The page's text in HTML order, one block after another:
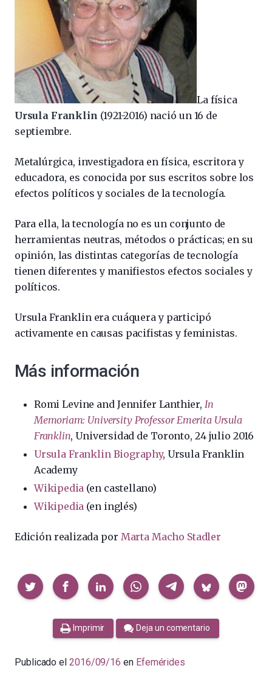
La física
Ursula Franklin (1921-2016) nació un 16 de
septiembre.
Metalúrgica, investigadora en física, escritora y
educadora, es conocida por sus escritos sobre los
efectos políticos y sociales de la tecnología.
Para ella, la tecnología no es un conjunto de
herramientas neutras, métodos o prácticas; en su
opinión, las distintas categorías de tecnología
tienen diferentes y manifiestos efectos sociales y
políticos.
Ursula Franklin era cuáquera y participó
activamente en causas pacifistas y feministas.
Más información
Romi Levine and Jennifer Lanthier, In
Memoriam: University Professor Emerita Ursula
Franklin, Universidad de Toronto, 24 julio 2016
Ursula Franklin Biography, Ursula Franklin
Academy
Wikipedia (en castellano)
Wikipedia (en inglés)
Edición realizada por Marta Macho Stadler
Compartir
Imprimir Deja un comentario
Publicado el 2016/09/16 en Efemérides